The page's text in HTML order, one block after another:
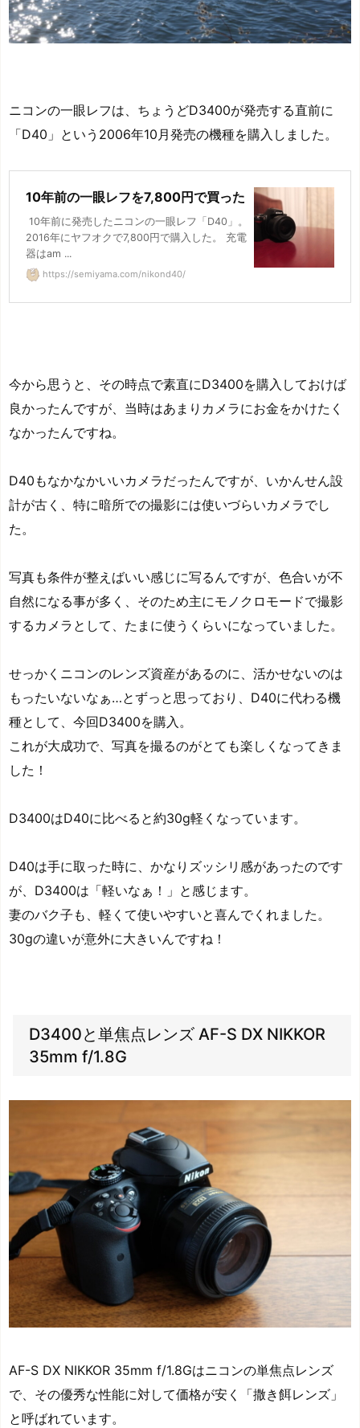
ニコンの一眼レフは、ちょうどD3400が発売する直前に
「D40」という2006年10月発売の機種を購入しました。
10年前の一眼レフを7,800円で買った
10年前に発売したニコンの一眼レフ「D40」。
2016年にヤフオクで7,800円で購入した。 充電
器はam ...
https://semiyama.com/nikond40/
今から思うと、その時点で素直にD3400を購入しておけば
良かったんですが、当時はあまりカメラにお金をかけたく
なかったんですね。
D40もなかなかいいカメラだったんですが、いかんせん設
計が古く、特に暗所での撮影には使いづらいカメラでし
た。
写真も条件が整えばいい感じに写るんですが、色合いが不
自然になる事が多く、そのため主にモノクロモードで撮影
するカメラとして、たまに使うくらいになっていました。
せっかくニコンのレンズ資産があるのに、活かせないのは
もったいないなぁ…とずっと思っており、D40に代わる機
種として、今回D3400を購入。
これが大成功で、写真を撮るのがとても楽しくなってきま
した！
D3400はD40に比べると約30g軽くなっています。
D40は手に取った時に、かなりズッシリ感があったのです
が、D3400は「軽いなぁ！」と感じます。
妻のバク子も、軽くて使いやすいと喜んでくれました。
30gの違いが意外に大きいんですね！
D3400と単焦点レンズ AF-S DX NIKKOR
35mm f/1.8G
AF-S DX NIKKOR 35mm f/1.8Gはニコンの単焦点レンズ
で、その優秀な性能に対して価格が安く「撒き餌レンズ」
と呼ばれています。